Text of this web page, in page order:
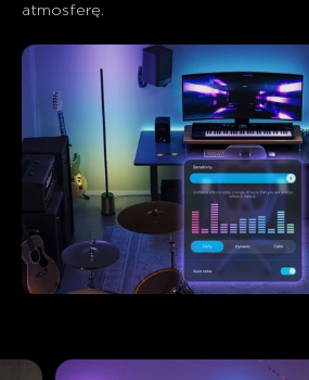
atmosferę.